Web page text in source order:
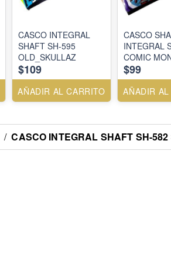
CASCO INTEGRAL
SHAFT SH-595
OLD_SKULLAZ
$109
AÑADIR AL CARRITO
CASCO
INTEGRAL
COMIC
$99
AÑADIR
/ CASCO INTEGRAL SHAFT SH-